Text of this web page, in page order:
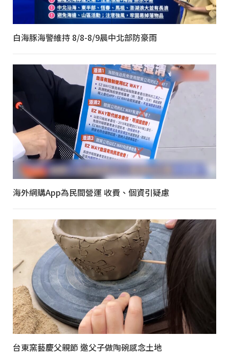
白海豚海警維持 8/8-8/9晨中北部防豪雨
海外網購App為民間營運 收費、個資引疑慮
台東窯藝慶父親節 邀父子做陶碗感念土地